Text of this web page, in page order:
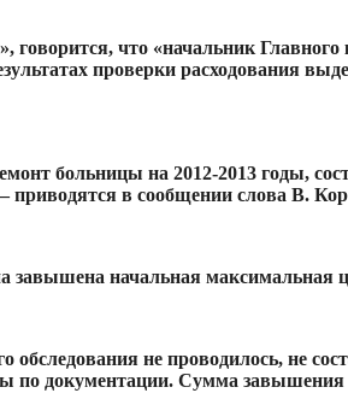
что «начальник
проверки расходования
больницы на 2012-2013 годы,
в сообщении слова В.
начальная максимальная
не проводилось, не
по документации. Сумма